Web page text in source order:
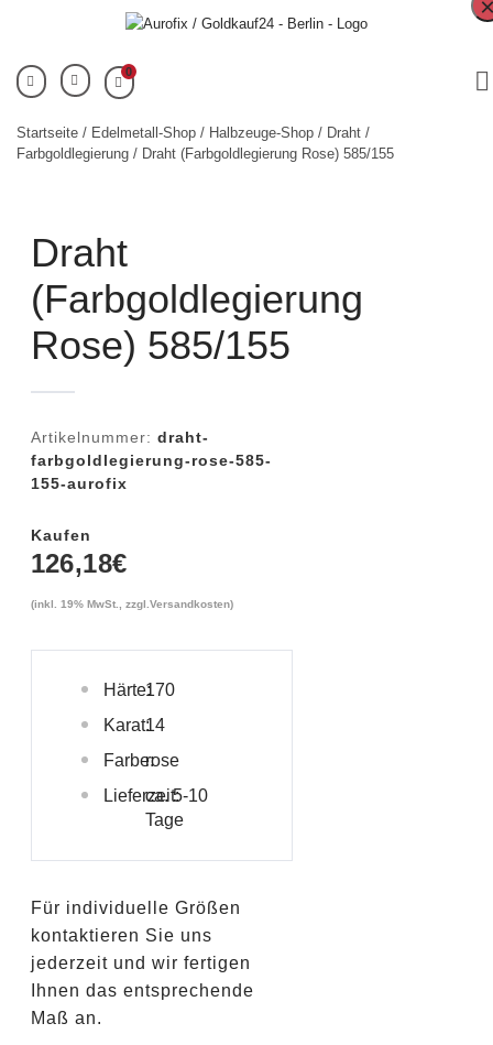
0
Startseite / Edelmetall-Shop / Halbzeuge-Shop / Draht /
Farbgoldlegierung / Draht (Farbgoldlegierung Rose) 585/155
Draht
(Farbgoldlegierung
Rose) 585/155
Artikelnummer: draht-
farbgoldlegierung-rose-585-
155-aurofix
Kaufen
126,18€
(inkl. 19% MwSt., zzgl. Versandkosten)
Härte:170
Karat:14
Farbe:rose
Lieferzeit:
ca. 5-10
Tage
Für individuelle Größen
kontaktieren Sie uns
jederzeit und wir fertigen
Ihnen das entsprechende
Maß an.